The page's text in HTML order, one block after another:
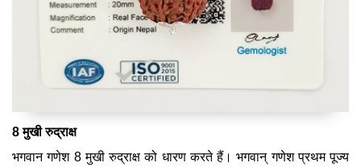
8 मुखी रुद्राक्ष
भगवान गणेश 8 मुखी रुद्राक्ष को धारण करते हैं। भगवान् गणेश प्रथम पूज्य